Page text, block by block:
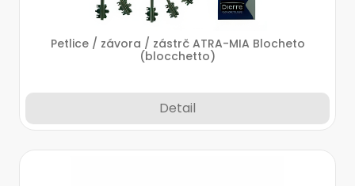
Petlice / závora / zástrč ATRA-MIA Blocheto
(blocchetto)
Detail